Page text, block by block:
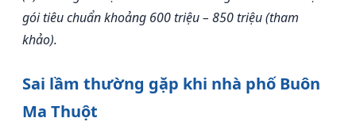
gói tiêu chuẩn khoảng 600 triệu – 850 triệu (tham
khảo).
Sai lầm thường gặp khi nhà phố Buôn
Ma Thuột